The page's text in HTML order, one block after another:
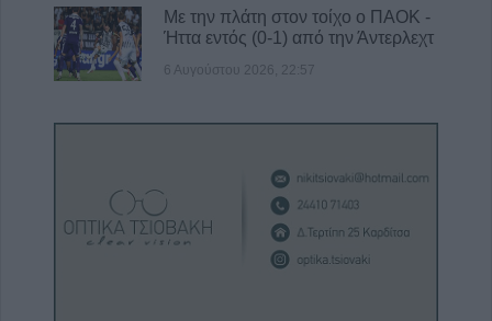
Με την πλάτη στον τοίχο ο ΠΑΟΚ -
Ήττα εντός (0-1) από την Άντερλεχτ
6 Αυγούστου 2026, 22:57